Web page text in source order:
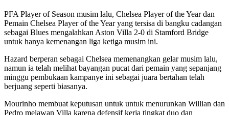
PFA Player of Season musim lalu, Chelsea Player of the Year dan
Pemain Chelsea Player of the Year yang tersisa di bangku cadangan
sebagai Blues mengalahkan Aston Villa 2-0 di Stamford Bridge
untuk hanya kemenangan liga ketiga musim ini.
Hazard berperan sebagai Chelsea memenangkan gelar musim lalu,
namun ia telah melihat bayangan pucat dari pemain yang sepanjang
minggu pembukaan kampanye ini sebagai juara bertahan telah
berjuang seperti biasanya.
Mourinho membuat keputusan untuk untuk menurunkan Willian dan
Pedro melawan Villa karena defensif kerja tingkat duo dan